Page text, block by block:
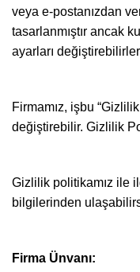
veya e-postanızdan
tasarlanmıştır ancak
ayarları
Firmamız, işbu
değiştirebilir. Gizlilik
Gizlilik politikamız ile
bilgilerinden
Firma Ünvanı: